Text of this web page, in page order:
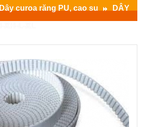
Dây curoa răng PU, cao su DÂY